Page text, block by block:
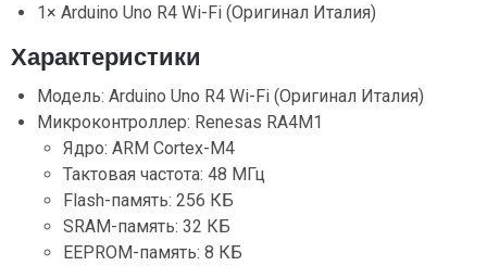
1× Arduino Uno R4 Wi-Fi (Оригинал Италия)
Характеристики
Модель: Arduino Uno R4 Wi-Fi (Оригинал Италия)
Микроконтроллер: Renesas RA4M1
Ядро: ARM Cortex-M4
Тактовая частота: 48 МГц
Flash-память: 256 КБ
SRAM-память: 32 КБ
EEPROM-память: 8 КБ